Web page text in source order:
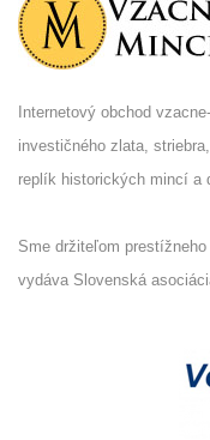
Internetový obchod
investičného zlata,
replík historických mincí a
Sme držiteľom
vydáva Slovenská